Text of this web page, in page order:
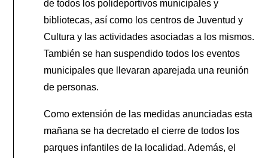
de todos los polideportivos municipales y
bibliotecas, así como los centros de Juventud y
Cultura y las actividades asociadas a los mismos.
También se han suspendido todos los eventos
municipales que llevaran aparejada una reunión
de personas.
Como extensión de las medidas anunciadas esta
mañana se ha decretado el cierre de todos los
parques infantiles de la localidad. Además, el